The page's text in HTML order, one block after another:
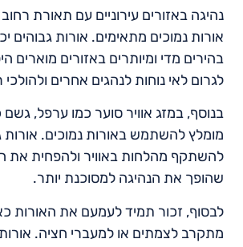
נהיגה באזורים עירוניים עם תאורת
אורות נמוכים מתאימים. אורות גבוהים
בהירים מדי ומיותרים באזורים מוארים
לגרום לאי נוחות לנהגים אחרים ולהולכי
בנוסף, במזג אוויר סוער כמו ערפל,
מומלץ להשתמש באורות נמוכים. אורות
להשתקף מהלחות באוויר ולהפחית את
שהופך את הנהיגה למסוכנת יותר.
לבסוף, זכור תמיד לעמעם את האורות
מתקרב לצמתים או למעברי חציה. אורות